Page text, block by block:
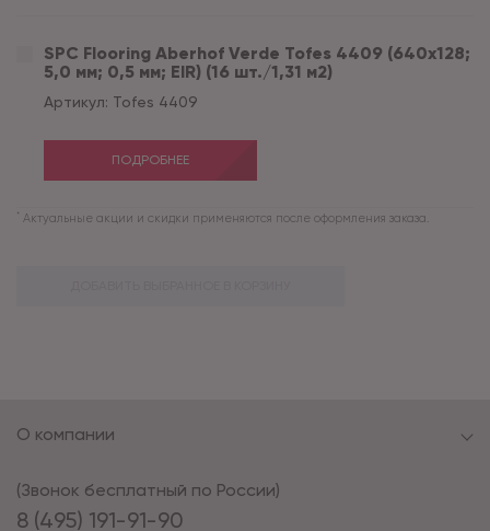
SPC Flooring Aberhof Verde Tofes 4409 (640х128;
5,0 мм; 0,5 мм; EIR) (16 шт./1,31 м2)
Артикул: Tofes 4409
ПОДРОБНЕЕ
* Актуальные акции и скидки применяются после оформления заказа.
8 (495) 191-91-90
(Звонок бесплатный по России)
О компании